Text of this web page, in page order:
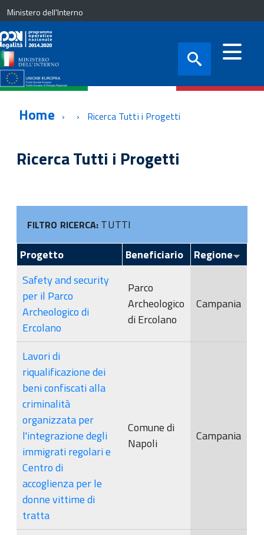
Ministero dell'Interno
Home Ricerca Tutti i Progetti
Ricerca Tutti i Progetti
FILTRO RICERCA: TUTTI
Progetto
Beneficiario
Regione
Safety and security
per il Parco
Archeologico di
Ercolano
Parco
Archeologico
di Ercolano
Campania
Lavori di
riqualificazione dei
beni confiscati alla
criminalità
organizzata per
l'integrazione degli
immigrati regolari e
Centro di
accoglienza per le
donne vittime di
tratta
Comune di
Napoli
Campania